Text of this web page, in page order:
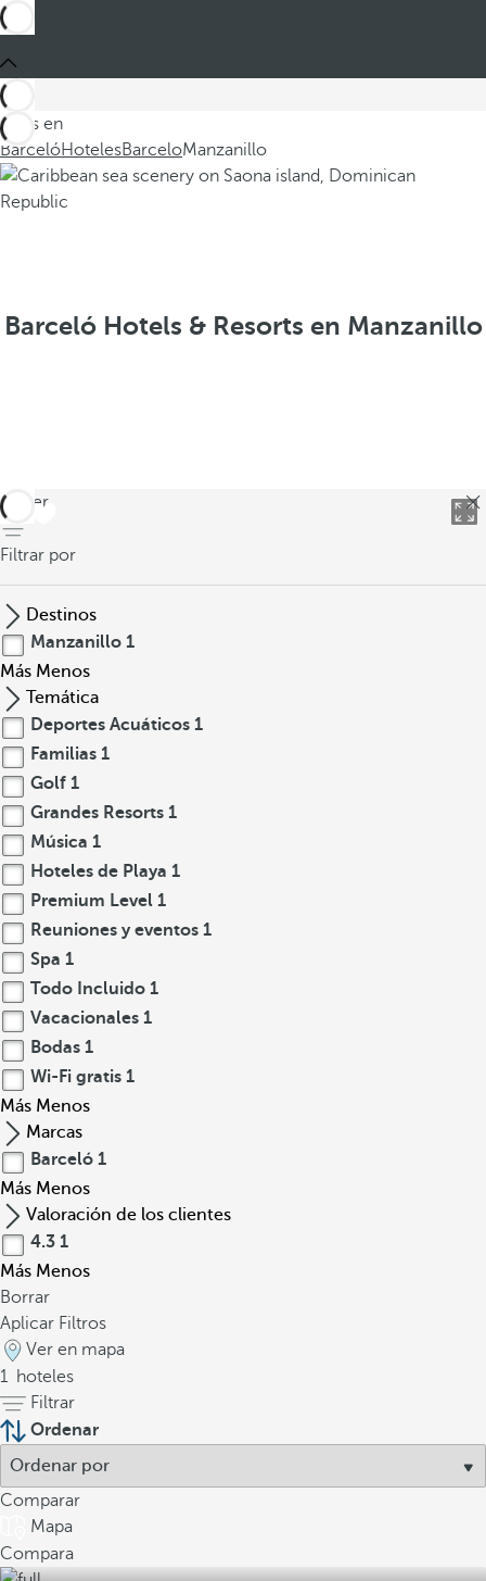
Estás en
BarcelóHotelesBarceloManzanillo
Barceló Hotels & Resorts en Manzanillo
volver
Filtrar por
Destinos
Manzanillo 1
Más Menos
Temática
Deportes Acuáticos 1
Familias 1
Golf 1
Grandes Resorts 1
Música 1
Hoteles de Playa 1
Premium Level 1
Reuniones y eventos 1
Spa 1
Todo Incluido 1
Vacacionales 1
Bodas 1
Wi-Fi gratis 1
Más Menos
Marcas
Barceló 1
Más Menos
Valoración de los clientes
4.3 1
Más Menos
Borrar
Aplicar Filtros
Ver en mapa
1 hoteles
Filtrar
Ordenar
Comparar
Mapa
Compara